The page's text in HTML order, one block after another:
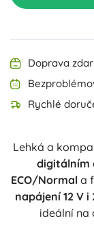
Doprava
Rychlé
Lehká a
digitálním
ECO/Normala
napájení 12 V i
ideální na